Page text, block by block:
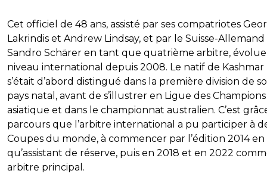
Cet officiel de 48 ans, assisté par ses compatriotes
Lakrindis et Andrew Lindsay, et par le Suisse-Allemand
Sandro Schärer en tant que quatrième arbitre,
niveau international depuis 2008. Le natif de Kashmar
s’était d’abord distingué dans la première division de
pays natal, avant de s’illustrer en Ligue des Champions
asiatique et dans le championnat australien. C’est
parcours que l’arbitre international a pu participer à
Coupes du monde, à commencer par l’édition 2014
qu’assistant de réserve, puis en 2018 et en 2022
arbitre principal.